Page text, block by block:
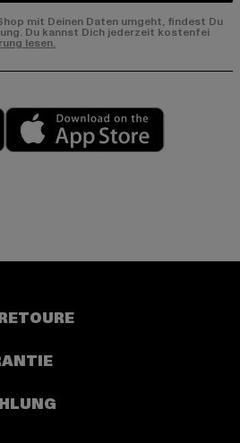
mit Deinen Daten umgeht, findest Du
Du kannst Dich jederzeit kostenfei
lesen.
Play market